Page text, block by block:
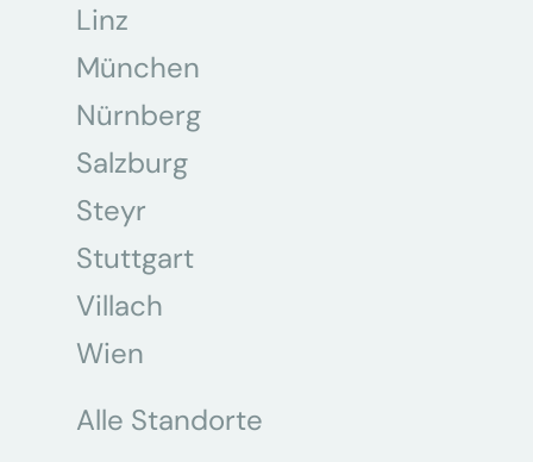
Linz
München
Nürnberg
Salzburg
Steyr
Stuttgart
Villach
Wien
Alle Standorte